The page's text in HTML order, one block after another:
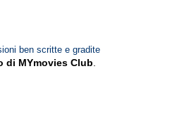
ben scritte e gradite
di MYmovies Club